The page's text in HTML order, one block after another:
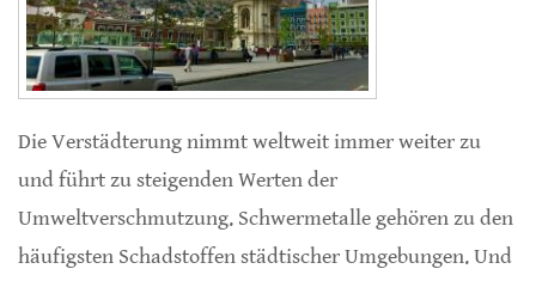
Die Verstädterung nimmt weltweit immer weiter zu
und führt zu steigenden Werten der
Umweltverschmutzung. Schwermetalle gehören zu den
häufigsten Schadstoffen städtischer Umgebungen. Und